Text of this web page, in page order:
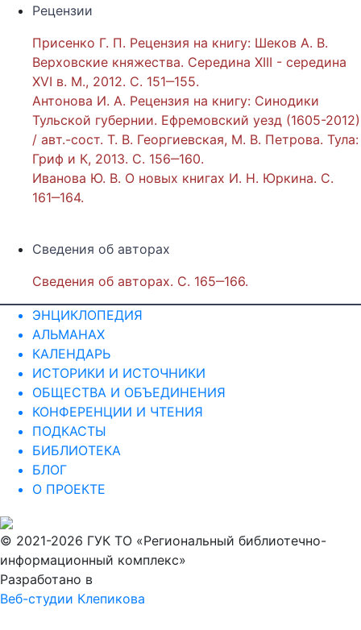
Рецензии
Присенко Г. П. Рецензия на книгу: Шеков А. В.
Верховские княжества. Середина XIII - середина
XVI в. М., 2012. С. 151‒155.
Антонова И. А. Рецензия на книгу: Синодики
Тульской губернии. Ефремовский уезд (1605-2012)
/ авт.-сост. Т. В. Георгиевская, М. В. Петрова. Тула:
Гриф и К, 2013. С. 156‒160.
Иванова Ю. В. О новых книгах И. Н. Юркина. С.
161‒164.
Сведения об авторах
Сведения об авторах. С. 165‒166.
ЭНЦИКЛОПЕДИЯ
АЛЬМАНАХ
КАЛЕНДАРЬ
ИСТОРИКИ И ИСТОЧНИКИ
ОБЩЕСТВА И ОБЪЕДИНЕНИЯ
КОНФЕРЕНЦИИ И ЧТЕНИЯ
ПОДКАСТЫ
БИБЛИОТЕКА
БЛОГ
О ПРОЕКТЕ
© 2021-2026 ГУК ТО «Региональный библиотечно-
информационный комплекс»
Разработано в
Веб-студии Клепикова